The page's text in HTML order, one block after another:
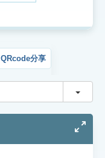
QRcode分享
切換